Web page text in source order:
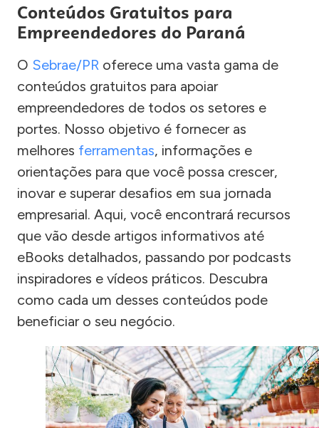
Conteúdos Gratuitos para
Empreendedores do Paraná
O Sebrae/PR oferece uma vasta gama de
conteúdos gratuitos para apoiar
empreendedores de todos os setores e
portes. Nosso objetivo é fornecer as
melhores ferramentas, informações e
orientações para que você possa crescer,
inovar e superar desafios em sua jornada
empresarial. Aqui, você encontrará recursos
que vão desde artigos informativos até
eBooks detalhados, passando por podcasts
inspiradores e vídeos práticos. Descubra
como cada um desses conteúdos pode
beneficiar o seu negócio.